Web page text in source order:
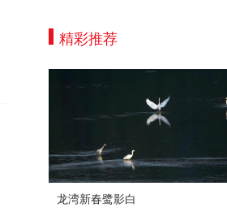
精彩推荐
龙湾新春鹭影白